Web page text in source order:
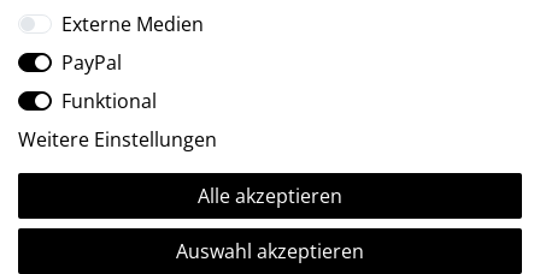
Ⓒ2009-2026 ARTland GmbH • Alle Rechte vorbehalten.
Externe Medien
PayPal
Funktional
Weitere Einstellungen
Alle akzeptieren
Auswahl akzeptieren